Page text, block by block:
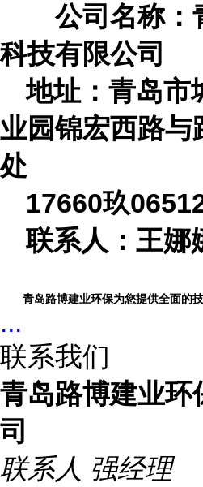
公司名称：
科技有限公司
地址：青岛市
业园锦宏西路与
处
17660玖
联系人： 王娜
青岛路博建业环保为您提供全面的
...
联系我们
青岛路博建业环
司
联系人 强经理